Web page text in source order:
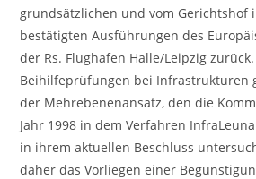
grundsätzlichen und vom Gerichtshof
bestätigten Ausführungen des
der Rs. Flughafen Halle/Leipzig
Beihilfeprüfungen bei Infrastrukturen
der Mehrebenenansatz, den die
Jahr 1998 in dem Verfahren
in ihrem aktuellen Beschluss
daher das Vorliegen einer